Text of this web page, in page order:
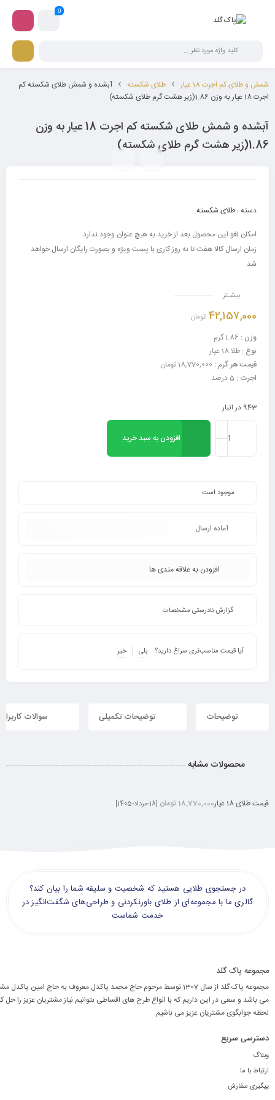
0
شمش و طلای کم اجرت 18 عیار طلای شکسته
آبشده و شمش طلای شکسته کم
اجرت 18 عیار به وزن 1.86(زیر هشت گرم طلای شکسته)
آبشده و شمش طلای شکسته کم اجرت 18 عیار به وزن
1.86(زیر هشت گرم طلای شکسته)
موجود است
آماده ارسال
افزودن به علاقه مندی ها
گزارش نادرستی مشخصات
آیا قیمت مناسب‌تری سراغ دارید؟ بلی خیر
دسته : طلای شکسته
امکان لغو این محصول بعد از خرید به هیچ عنوان وجود ندارد
زمان ارسال کالا هفت تا نه روز کاری با پست ویژه و بصورت رایگان ارسال خواهد
شد.
بیشـتر
42,157,000 تومان
وزن :
نوع : طلا 18 عیار
قیمت هر گرم :
اجرت :
943 در انبار
افزودن به سبد خرید
توضیحات توضیحات تکمیلی سوالات کاربران
محصولات مشابه
قیمت طلای 18 عیار 18,770,000 تومان [18-مرداد-1405]
در جستجوی طلایی هستید که شخصیت و سلیقه شما را بیان کند؟
گالری ما با مجموعه‌ای از طلای باورنکردنی و طراحی‌های شگفت‌انگیز در
خدمت شماست
مجموعه پاک گلد
مجموعه پاک گلد از سال 1307 توسط مرحوم حاج محمد پاکدل معروف به حاج امین
می باشد و سعی در این داریم که با انواع طرح های اقساطی بتوانیم نیاز مشتریان عزیز را حل
لحظه جوابگوی مشتریان عزیز می باشیم
دسترسی سریع
وبلاگ
ارتباط با ما
پیگیری سفارش